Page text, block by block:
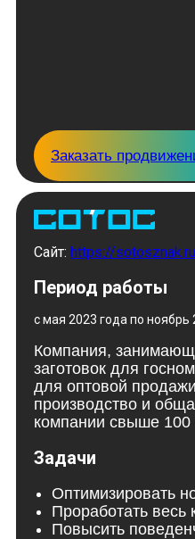
Заказать
Сайт: https://
Период работы
с мая 2023 года по ноябрь
Компания,
заготовок для
для оптовой
производство и
компании свыше
Задачи
Оптимизировать
Проработать весь
Повысить